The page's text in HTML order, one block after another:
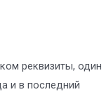
реквизиты, один
и в последний